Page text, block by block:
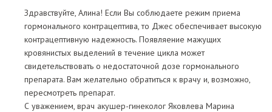
Здравствуйте, Алина! Если Вы соблюдаете режим приема
гормонального контрацептива, то Джес обеспечивает высокую
контрацептивную надежность. Появляение мажущих
кровянистых выделений в течение цикла может
свидетельствовать о недостаточной дозе гормонального
препарата. Вам желательно обратиться к врачу и, возможно,
пересмотреть препарат.
С уважением, врач акушер-гинеколог Яковлева Марина